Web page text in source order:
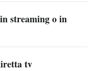
streaming o in
tv